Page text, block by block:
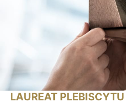
LAUREAT